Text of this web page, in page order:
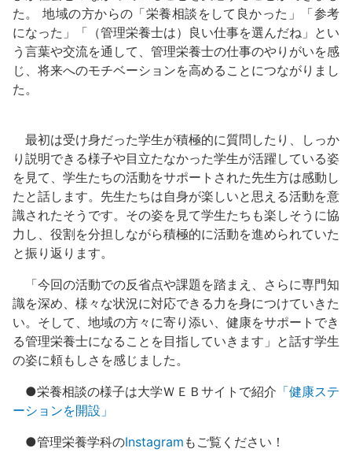
た。 地域の方からの「栄養相談をして良かった」「参考
になった」「（管理栄養士は）良い仕事を選んだね」とい
う言葉や交流を通して、管理栄養士の仕事のやりがいを感
じ、将来へのモチベーションを高めることにつながりまし
た。
最初は受け身だった学生が積極的に質問したり、しっか
り説明できる様子や目立たなかった学生が活躍している姿
を見て、学生たちの活動をサポートされた先生方は感動し
たと話します。先生たちは自身が楽しいと思える活動を意
識されたそうです。その姿を見て学生たちも楽しそうに協
力し、役割を分担しながら積極的に活動を進められていた
と振り返ります。
「今回の活動での反省点や課題を踏まえ、さらに専門知
識を深め、様々な状況に対応できる力を身につけていきた
い。そして、地域の方々に寄り添い、健康をサポートでき
る管理栄養士になることを目指していきます」と話す学生
の姿に頼もしさを感じました。
●栄養相談の様子は大学ＷＥＢサイトで紹介 「健康ステ
ーションを開設」
●管理栄養学科のInstagram もご覧ください！